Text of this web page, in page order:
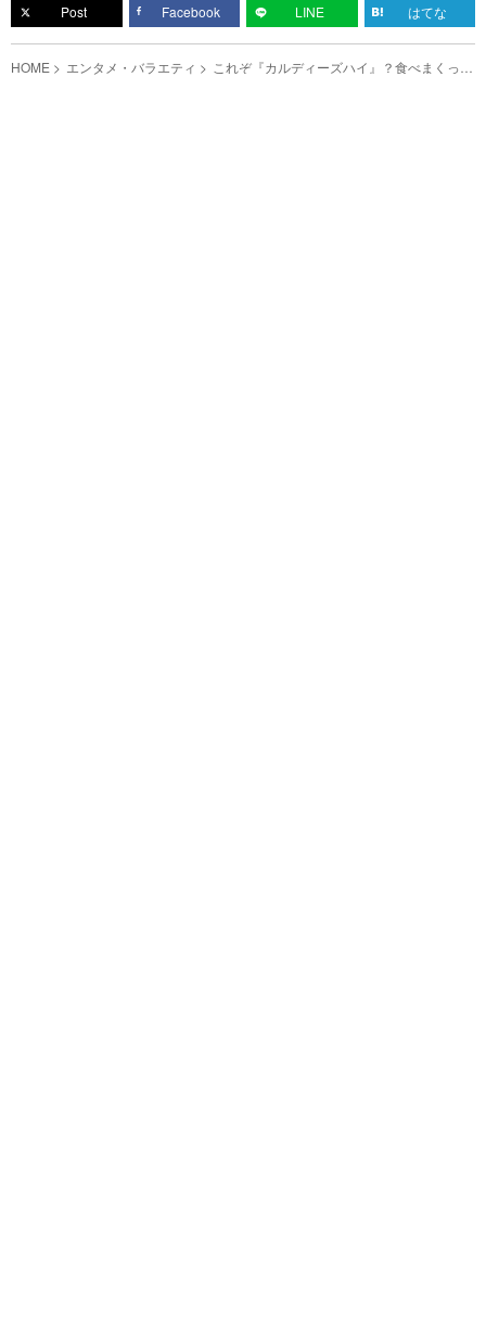
Post Facebook LINE はてな
HOME エンタメ・バラエティ これぞ『カルディーズハイ』？食べまくった
江頭2:50が決めた『No.１』商品は…